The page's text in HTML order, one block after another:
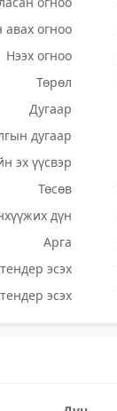
авах огноо
Нээх огноо
Төрөл
Дугаар
дугаар
эх үүсвэр
Төсөв
дүн
Арга
эсэх
эсэх